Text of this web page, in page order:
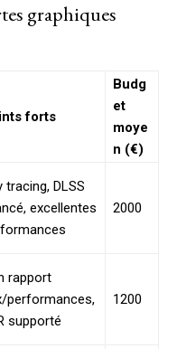
graphiques
forts
Budg
et
moye
n (€)
tracing, DLSS
excellentes
2000
rapport
performances,
supporté
1200